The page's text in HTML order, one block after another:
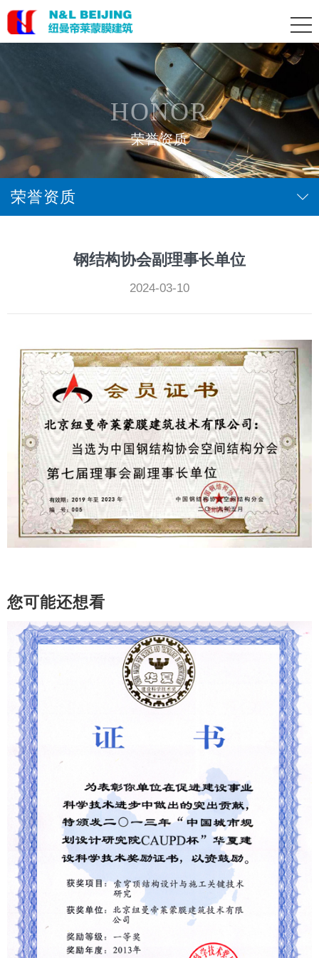
HONOR
荣誉资质
荣誉资质
钢结构协会副理事长单位
2024-03-10
您可能还想看